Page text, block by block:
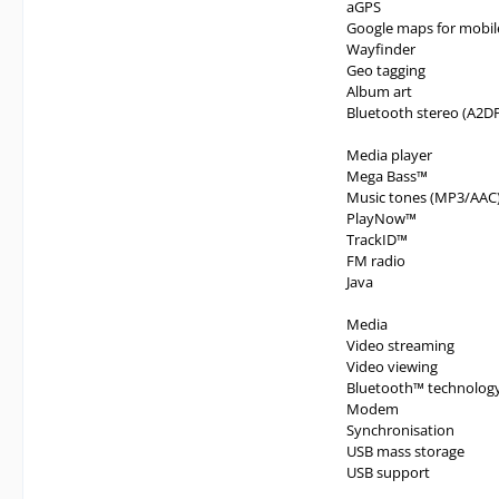
aGPS
Google maps for
Wayfinder
Geo tagging
Album art
Bluetooth stereo
Media player
Mega Bass™
Music tones (MP3/
PlayNow™
TrackID™
FM radio
Java
Media
Video streaming
Video viewing
Bluetooth™
Modem
Synchronisation
USB mass storage
USB support